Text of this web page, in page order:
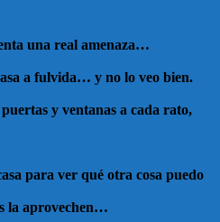
una real amenaza…
a fulvida… y no lo veo bien.
y ventanas a cada rato,
para ver qué otra cosa puedo
la aprovechen…